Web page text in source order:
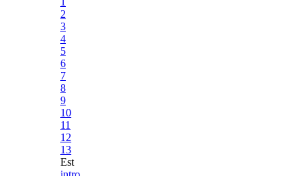
2
3
4
5
6
7
8
9
10
11
12
13
Est